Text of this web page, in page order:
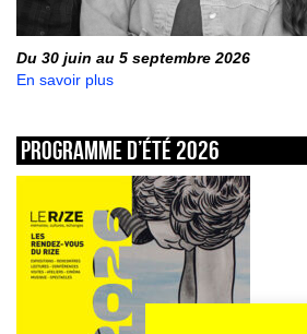
Du 30 juin au 5 septembre 2026
En savoir plus
Programme d’été 2026